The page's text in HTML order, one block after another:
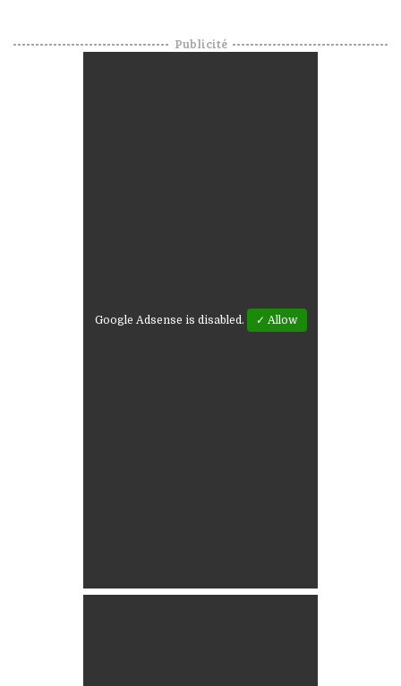
Publicité
Google Adsense is disabled. ✓ Allow